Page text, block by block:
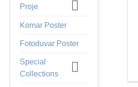
Proje
Komar Poster
Fotoduvar Poster
Special
Collections